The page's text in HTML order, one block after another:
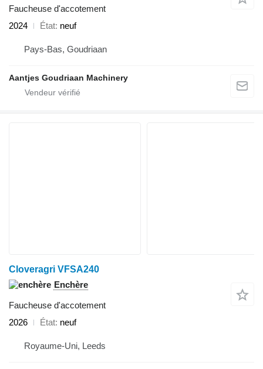
Faucheuse d'accotement
2024
État neuf
Pays-Bas, Goudriaan
Aantjes Goudriaan Machinery
Cloveragri VFSA240
Enchère
Faucheuse d'accotement
2026
État neuf
Royaume-Uni, Leeds